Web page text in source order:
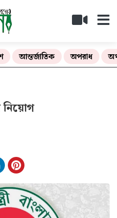
আন্তর্জাতিক অপরাধ